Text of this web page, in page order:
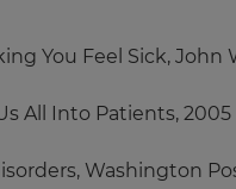
You Feel Sick, John
All Into Patients, 2005
Washington